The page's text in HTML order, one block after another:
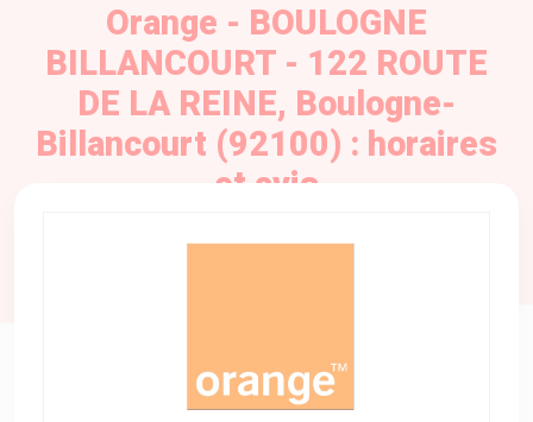
A VOTRE SERVICE
Orange - BOULOGNE
BILLANCOURT - 122 ROUTE
DE LA REINE, Boulogne-
Billancourt (92100) : horaires
et avis